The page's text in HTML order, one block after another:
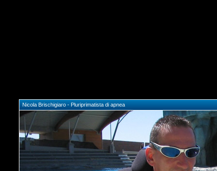
Nicola Brischigiaro - Pluriprimatista di apnea